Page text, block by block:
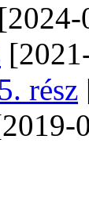
rész